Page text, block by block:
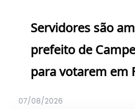
Servidores são
prefeito de
para votarem em
07/08/2026